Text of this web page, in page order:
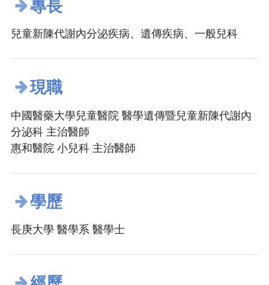
專長
兒童新陳代謝內分泌疾病、遺傳疾病、一般兒科
現職
中國醫藥大學兒童醫院 醫學遺傳暨兒童新陳代謝內
分泌科 主治醫師
惠和醫院 小兒科 主治醫師
學歷
長庚大學 醫學系 醫學士